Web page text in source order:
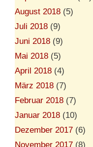
August 2018 (5)
Juli 2018 (9)
Juni 2018 (9)
Mai 2018 (5)
April 2018 (4)
März 2018 (7)
Februar 2018 (7)
Januar 2018 (10)
Dezember 2017 (6)
November 2017 (8)